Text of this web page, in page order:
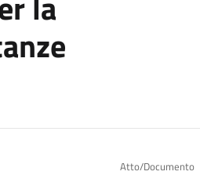
Atto/Documento